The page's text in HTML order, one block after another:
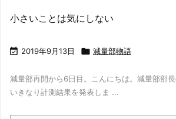
小さいことは気にしない
 2019年9月13日  減量部物語
減量部再開から6日目。こんにちは。減量部部
いきなり計測結果を発表しま ...